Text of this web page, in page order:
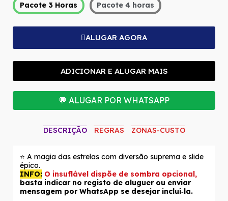
Pacote 3 Horas Pacote 4 horas
ALUGAR AGORA
ADICIONAR E ALUGAR MAIS
💬 ALUGAR POR WHATSAPP
DESCRIÇÃO REGRAS ZONAS-CUSTO
⭐ A magia das estrelas com diversão suprema e slide
épico.
INFO: O insuflável dispõe de sombra opcional,
basta indicar no registo de aluguer ou enviar
mensagem por WhatsApp se desejar incluí‑la.